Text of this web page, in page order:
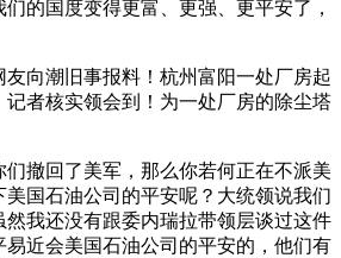
的国度变得更富、更强、更平安了，
向潮旧事报料！杭州富阳一处厂房起
记者核实领会到！为一处厂房的除尘塔
撤回了美军，那么你若何正在不派美
国石油公司的平安呢？大统领说我们
我还没有跟委内瑞拉带领层谈过这件
近会美国石油公司的平安的，他们有